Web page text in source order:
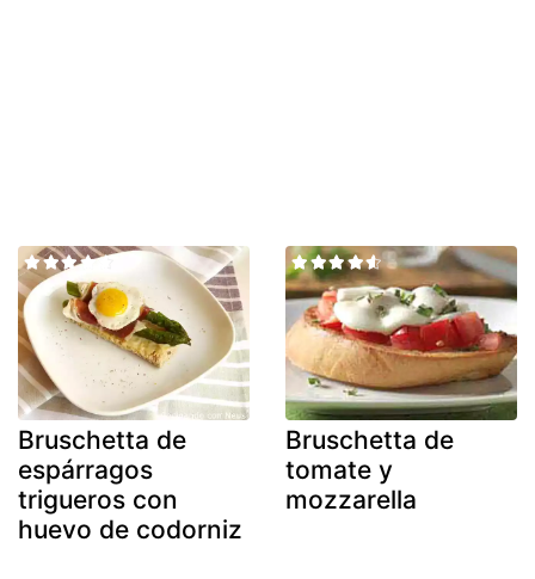
Bruschetta de
espárragos
trigueros con
huevo de codorniz
Bruschetta de
tomate y
mozzarella